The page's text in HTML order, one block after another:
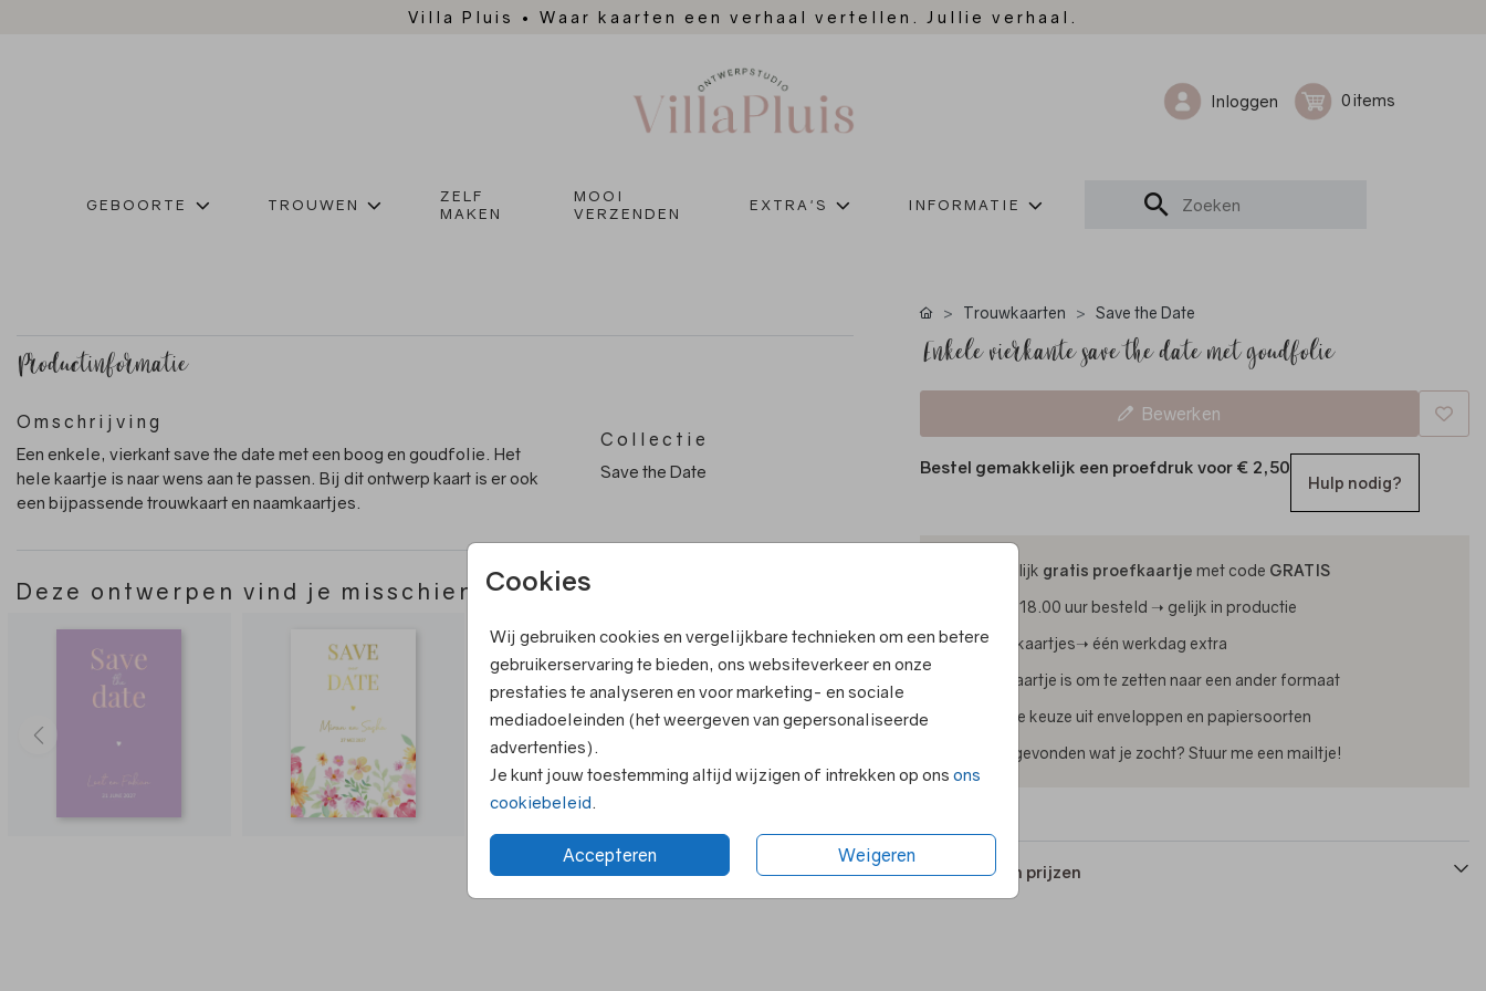
Villa Pluis • Waar kaarten een verhaal vertellen. Jullie verhaal.
Inloggen 0
GEBOORTE TROUWEN
ZELF
MAKEN
MOOI
VERZENDEN
EXTRA'S INFORMATIE
Cookies
Wij gebruiken cookies en vergelijkbare technieken om een betere
gebruikerservaring te bieden, ons websiteverkeer en onze
prestaties te analyseren en voor marketing- en sociale
mediadoeleinden (het weergeven van gepersonaliseerde
advertenties).
Je kunt jouw toestemming altijd wijzigen of intrekken op ons ons
cookiebeleid
Accepteren Weigeren
Productinformatie
Omschrijving
Een enkele, vierkant save the date met een boog en goudfolie. Het
hele kaartje is naar wens aan te passen. Bij dit ontwerp kaart is er ook
een bijpassende trouwkaart en naamkaartjes.
Collectie
Save the Date
Deze ontwerpen vind je misschien ook leuk
Trouwkaarten Save the Date
Enkele vierkante save the date met goudfolie
Bewerken
Bestel gemakkelijk een proefdruk voor € 2,50
Hulp nodig?
Tijdelijk gratis proefkaartje met code GRATIS
Voor 18.00 uur besteld ➝ gelijk in productie
Foliekaartjes➝ één werkdag extra
Elk kaartje is om te zetten naar een ander formaat
Ruime keuze uit enveloppen en papiersoorten
Niet gevonden wat je zocht? Stuur me een mailtje!
Formaten en prijzen